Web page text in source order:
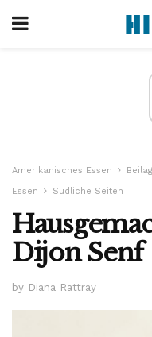
Amerikanisches Essen
Essen
Südliche Seiten
Dijon Senf
by Diana Rattray